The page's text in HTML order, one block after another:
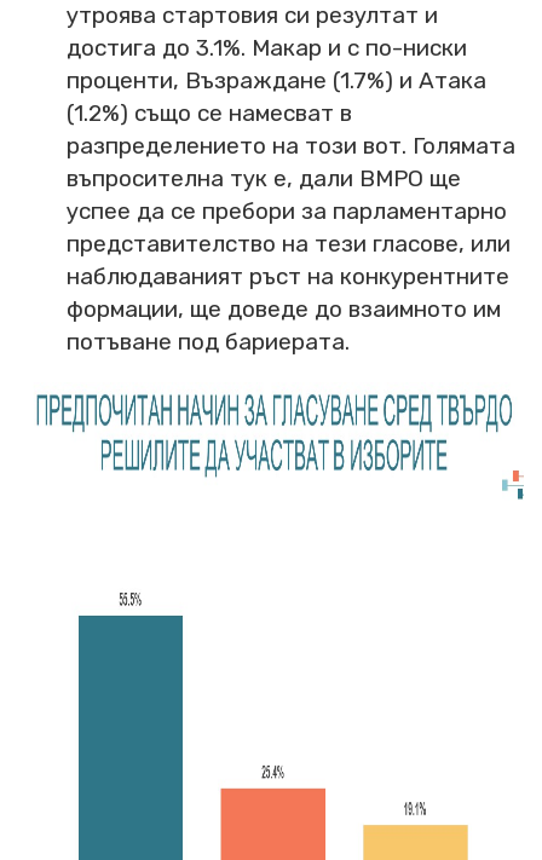
утроява стартовия си резултат и
достига до 3.1%. Макар и с по-ниски
проценти, Възраждане (1.7%) и Атака
(1.2%) също се намесват в
разпределението на този вот. Голямата
въпросителна тук е, дали ВМРО ще
успее да се пребори за парламентарно
представителство на тези гласове, или
наблюдаваният ръст на конкурентните
формации, ще доведе до взаимното им
потъване под бариерата.